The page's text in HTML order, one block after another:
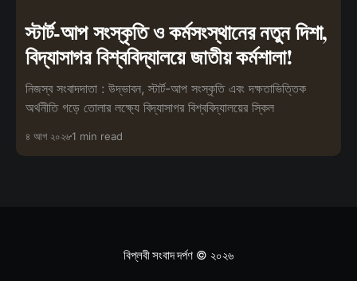
স্টার্ট-আপ সংস্কৃতি ও কর্মসংস্থানের নতুন দিশা,
বিদ্যাসাগর বিশ্ববিদ্যালয়ে জাতীয় কর্মশালা!
নিজস্ব সংবাদদাতা : উদ্ভাবন, স্টার্ট-আপ সংস্কৃতি এবং দক্ষতাভিত্তিক
অর্থনীতি গড়ে তোলার লক্ষ্যে বিদ্যাসাগর বিশ্ববিদ্যালয়ের স্কিল
৪ আগ ২০২৬1 min read
বিপ্লবী সংবাদ দর্পণ© ২০২৬